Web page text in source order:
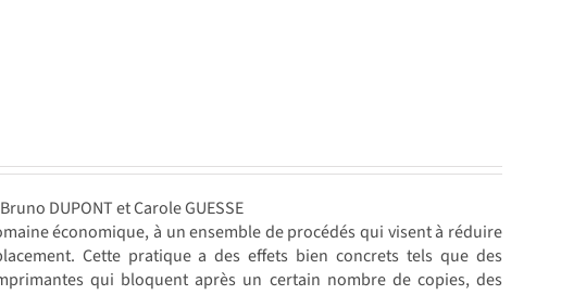
DUPONT et Carole GUESSE
économique, à un ensemble de procédés qui visent à réduire
Cette pratique a des effets bien concrets tels que des
qui bloquent après un certain nombre de copies, des